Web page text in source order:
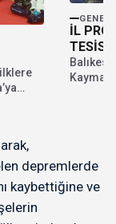
GENEL
İL
depremlerde
kaybettiğine ve